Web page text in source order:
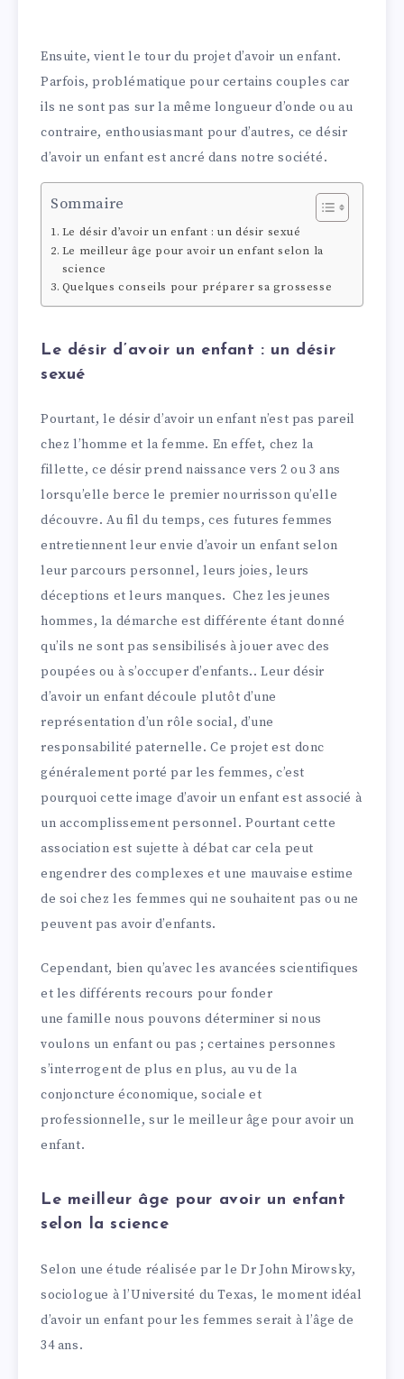
Ensuite, vient le tour du projet d’avoir un enfant.
Parfois, problématique pour certains couples car
ils ne sont pas sur la même longueur d’onde ou au
contraire, enthousiasmant pour d’autres, ce désir
d’avoir un enfant est ancré dans notre société.
Sommaire
Le désir d’avoir un enfant : un désir sexué
Le meilleur âge pour avoir un enfant selon la
science
Quelques conseils pour préparer sa grossesse
Le désir d’avoir un enfant : un désir
sexué
Pourtant, le désir d’avoir un enfant n’est pas pareil
chez l’homme et la femme. En effet, chez la
fillette, ce désir prend naissance vers 2 ou 3 ans
lorsqu’elle berce le premier nourrisson qu’elle
découvre. Au fil du temps, ces futures femmes
entretiennent leur envie d’avoir un enfant selon
leur parcours personnel, leurs joies, leurs
déceptions et leurs manques. Chez les jeunes
hommes, la démarche est différente étant donné
qu’ils ne sont pas sensibilisés à jouer avec des
poupées ou à s’occuper d’enfants.. Leur désir
d’avoir un enfant découle plutôt d’une
représentation d’un rôle social, d’une
responsabilité paternelle. Ce projet est donc
généralement porté par les femmes, c’est
pourquoi cette image d’avoir un enfant est associé à
un accomplissement personnel. Pourtant cette
association est sujette à débat car cela peut
engendrer des complexes et une mauvaise estime
de soi chez les femmes qui ne souhaitent pas ou ne
peuvent pas avoir d’enfants.
Cependant, bien qu’avec les avancées scientifiques
et les différents recours pour fonder
une famille nous pouvons déterminer si nous
voulons un enfant ou pas ; certaines personnes
s’interrogent de plus en plus, au vu de la
conjoncture économique, sociale et
professionnelle, sur le meilleur âge pour avoir un
enfant.
Le meilleur âge pour avoir un enfant
selon la science
Selon une étude réalisée par le Dr John Mirowsky,
sociologue à l’Université du Texas, le moment idéal
d’avoir un enfant pour les femmes serait à l’âge de
34 ans.